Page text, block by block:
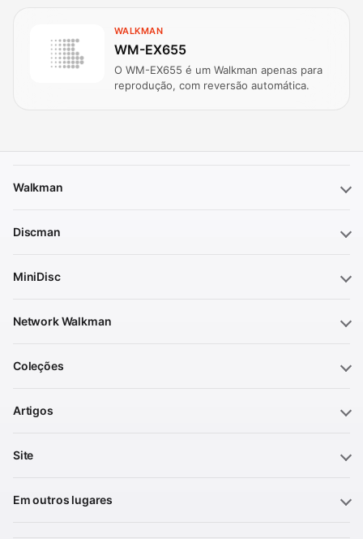
WALKMAN
WM-EX655
O WM-EX655 é um Walkman apenas para
reprodução, com reversão automática.
Walkman
Discman
MiniDisc
Network Walkman
Coleções
Artigos
Site
Em outros lugares